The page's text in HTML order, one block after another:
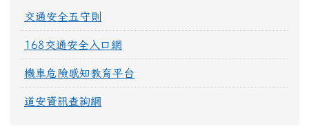
交通安全五守則
168交通安全入口網
機車危險感知教育平台
道安資訊查詢網